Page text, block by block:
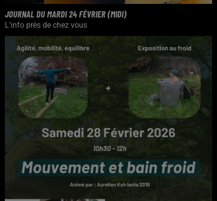
JOURNAL DU MARDI 24 FÉVRIER (MIDI)
L'info près de chez vous